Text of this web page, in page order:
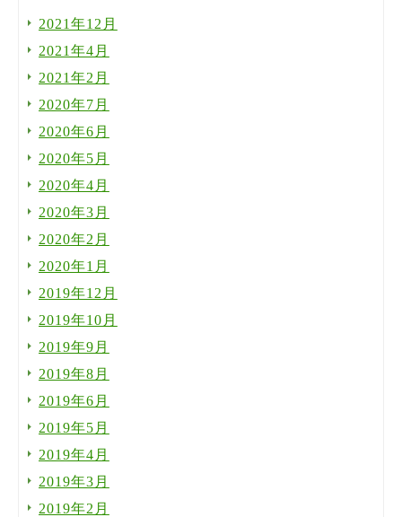
2021年12月
2021年4月
2021年2月
2020年7月
2020年6月
2020年5月
2020年4月
2020年3月
2020年2月
2020年1月
2019年12月
2019年10月
2019年9月
2019年8月
2019年6月
2019年5月
2019年4月
2019年3月
2019年2月